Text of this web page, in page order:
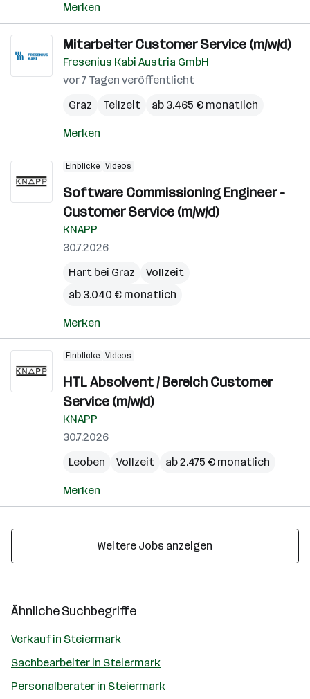
Merken
Mitarbeiter Customer Service (m/w/d)
Fresenius Kabi Austria GmbH
vor 7 Tagen veröffentlicht
Graz
Teilzeit ab 3.465 € monatlich
Merken
Einblicke Videos
Software Commissioning Engineer -
Customer Service (m/w/d)
KNAPP
30.7.2026
Hart bei Graz
Vollzeit
ab 3.040 € monatlich
Merken
Einblicke Videos
HTL Absolvent / Bereich Customer
Service (m/w/d)
KNAPP
30.7.2026
Leoben
Vollzeit ab 2.475 € monatlich
Merken
Weitere Jobs anzeigen
Ähnliche Suchbegriffe
Verkauf in Steiermark
Sachbearbeiter in Steiermark
Personalberater in Steiermark